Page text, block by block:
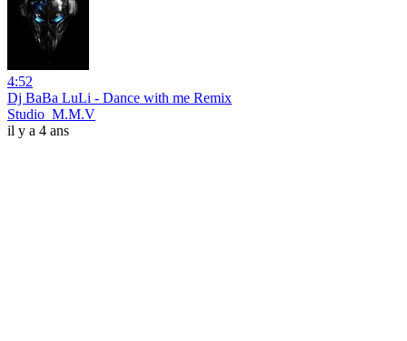
4:52
Dj BaBa LuLi - Dance with me Remix
Studio_M.M.V
il y a 4 ans